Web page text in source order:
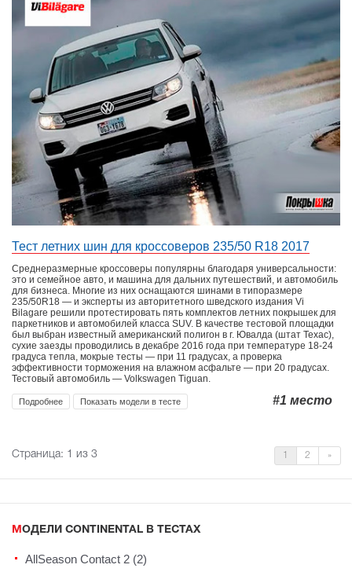
Тест летних шин для кроссоверов 235/50 R18 2017
Среднеразмерные кроссоверы популярны благодаря универсальности:
это и семейное авто, и машина для дальних путешествий, и автомобиль
для бизнеса. Многие из них оснащаются шинами в типоразмере
235/50R18 — и эксперты из авторитетного шведского издания Vi
Bilagare решили протестировать пять комплектов летних покрышек для
паркетников и автомобилей класса SUV. В качестве тестовой площадки
был выбран известный американский полигон в г. Ювалда (штат Техас),
сухие заезды проводились в декабре 2016 года при температуре 18-24
градуса тепла, мокрые тесты — при 11 градусах, а проверка
эффективности торможения на влажном асфальте — при 20 градусах.
Тестовый автомобиль — Volkswagen Tiguan.
Подробнее Показать модели в тесте #1 место
Страница: 1 из 3 1 2 »
МОДЕЛИ CONTINENTAL В ТЕСТАХ
AllSeason Contact 2 (2)